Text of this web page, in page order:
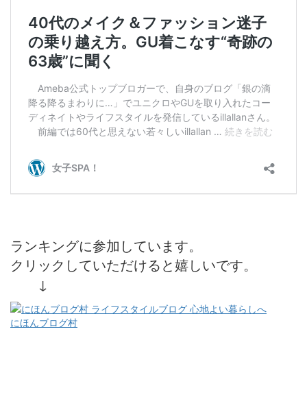
ランキングに参加しています。
クリックしていただけると嬉しいです。
↓
にほんブログ村